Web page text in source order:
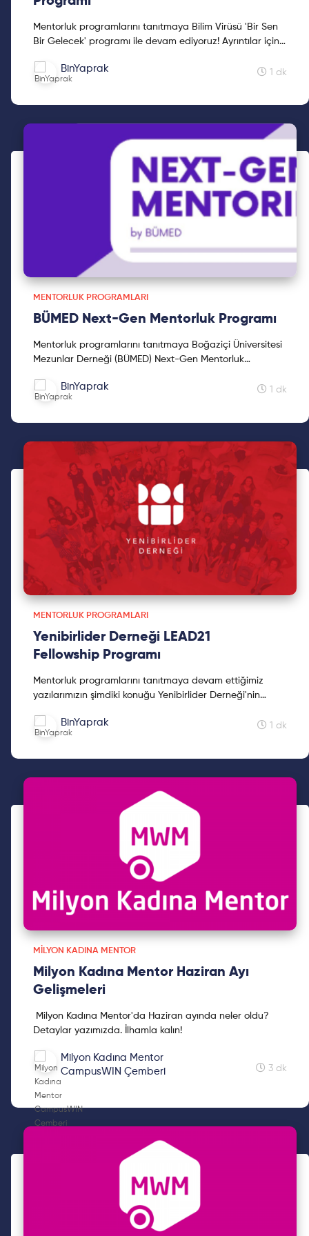
Mentorluk programlarını tanıtmaya Bilim Virüsü 'Bir Sen
Bir Gelecek' programı ile devam ediyoruz! Ayrıntılar için
BinYaprak 1 dk
MENTORLUK PROGRAMLARI
BÜMED Next-Gen Mentorluk Programı
Mentorluk programlarını tanıtmaya Boğaziçi Üniversitesi
Mezunlar Derneği (BÜMED) Next-Gen Mentorluk
devam e...BinYaprak 1 dk
MENTORLUK PROGRAMLARI
Yenibirlider Derneği LEAD21
Fellowship Programı
Mentorluk programlarını tanıtmaya devam ettiğimiz
yazılarımızın şimdiki konuğu Yenibirlider Derneği'nin
öğrenm...BinYaprak 1 dk
MILYON KADINA MENTOR
Milyon Kadına Mentor Haziran Ayı
Gelişmeleri
Milyon Kadına Mentor'da Haziran ayında neler oldu?
Detaylar yazımızda. İlhamla kalın!
Milyon Kadına Mentor
CampusWIN Çemberi
3 dk